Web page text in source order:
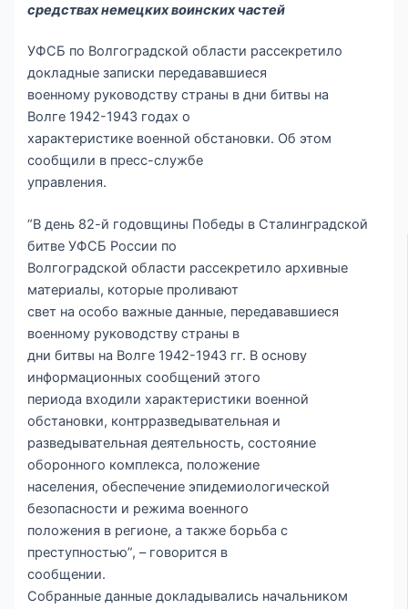
средствах немецких воинских частей
УФСБ по Волгоградской области рассекретило
докладные записки передававшиеся
военному руководству страны в дни битвы на
Волге 1942-1943 годах о
характеристике военной обстановки. Об этом
сообщили в пресс-службе
управления.
“В день 82-й годовщины Победы в Сталинградской
битве УФСБ России по
Волгоградской области рассекретило архивные
материалы, которые проливают
свет на особо важные данные, передававшиеся
военному руководству страны в
дни битвы на Волге 1942-1943 гг. В основу
информационных сообщений этого
периода входили характеристики военной
обстановки, контрразведывательная и
разведывательная деятельность, состояние
оборонного комплекса, положение
населения, обеспечение эпидемиологической
безопасности и режима военного
положения в регионе, а также борьба с
преступностью”, – говорится в
сообщении.
Собранные данные докладывались начальником